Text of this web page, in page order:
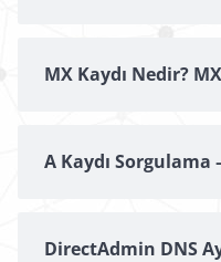
MX Kaydı Nedir?
A Kaydı Sorgulama
DirectAdmin DNS